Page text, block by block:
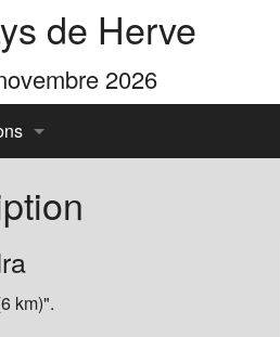
de Herve
2026
4 Cimes
km)".